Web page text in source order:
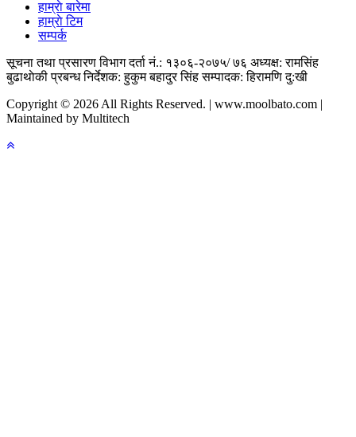
हाम्राे बारेमा
हाम्राे टिम
सम्पर्क
सूचना तथा प्रसारण विभाग दर्ता नं.: १३०६-२०७५/ ७६ अध्यक्ष: रामसिंह
बुढाथाेकी प्रबन्ध निर्देशक: हुकुम बहादुर सिंह सम्पादक: हिरामणि दु:खी
Copyright © 2026 All Rights Reserved. | www.moolbato.com |
Maintained by Multitech